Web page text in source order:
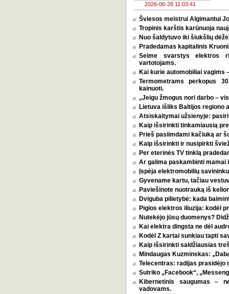
2026-06-28 11:03:41
Šviesos meistrui Algimantui
Tropinis karštis karūnuoja
Nuo šaldytuvo iki šiukšlių
Pradedamas kapitalinis
Seime svarstys elektros
vartotojams.
Kai kurie automobiliai vagims
Termometrams perkopus
kainuoti.
„Jeigu žmogus nori darbo –
Lietuva išliks Baltijos regiono
Atsiskaitymai užsienyje:
Kaip išsirinkti tinkamiausią
Prieš pasiimdami kačiuką ar
Kaip išsirinkti ir nusipirkti
Per eterinės TV tinklą
Ar galima paskambinti mamai
Įspėja elektromobilių
Gyvename kartu, tačiau
Paviešinote nuotrauką iš
Dviguba pilietybė: kada
Pigios elektros iliuzija: kodėl
Nutekėjo jūsų duomenys?
Kai elektra dingsta ne dėl
Kodėl Z kartai sunkiau tapti
Kaip išsirinkti saldžiausias
Mindaugas Kuzminskas:
Telecentras: radijas prasidėjo
Sutriko „Facebook“,
Kibernetinis saugumas –
vadovams.